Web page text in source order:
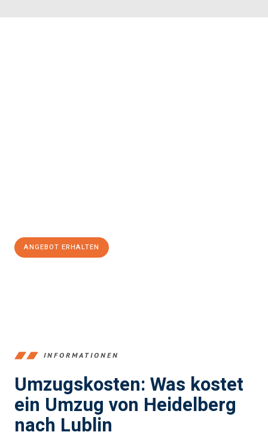
ANGEBOT ERHALTEN
INFORMATIONEN
Umzugskosten: Was kostet
ein Umzug von Heidelberg
nach Lublin